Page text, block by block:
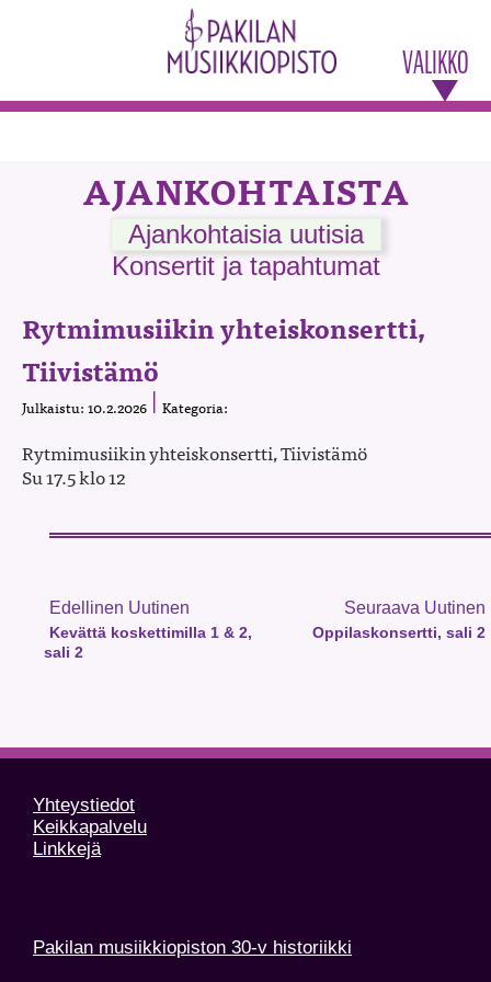
VALIKKO
AJANKOHTAISTA
Ajankohtaisia uutisia
Konsertit ja tapahtumat
Rytmimusiikin yhteiskonsertti,
Tiivistämö
Julkaistu: 10.2.2026 Kategoria:
Rytmimusiikin yhteiskonsertti, Tiivistämö
Su 17.5 klo 12
Edellinen Uutinen
Kevättä koskettimilla 1 & 2,
sali 2
Seuraava Uutinen
Oppilaskonsertti, sali 2
Yhteystiedot
Keikkapalvelu
Linkkejä
Pakilan musiikkiopiston 30-v historiikki